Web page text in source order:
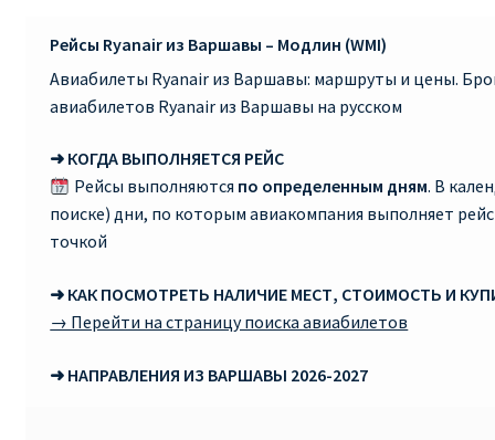
RYANAIR ТЕЛЬ-АВИВ, ЭЙЛАТ, ИЗРАИЛЬ
RYANAIR УКРАИНА | АВИАБИЛЕТЫ ОТ €15
Ryanair Україна из Киева, Одессы, Львова, Харькова,
Херсона от € 15
RYANAIR.COM НА РУССКОМ – кнфтфшкюсщь
Авиабилеты Ryanair на Тенерифе от €15
Рейсы Ryanair из Варшавы – Модлин (WMI)
Авиабилеты Ryanair из Варшавы: маршруты и цены.
авиабилетов Ryanair из Варшавы на русском
➜ КОГДА ВЫПОЛНЯЕТСЯ РЕЙС
Рейсы выполняются по определенным дням. В
поиске) дни, по которым авиакомпания выполняет
точкой
➜ КАК ПОСМОТРЕТЬ НАЛИЧИЕ МЕСТ, СТОИМОСТЬ И
→ Перейти на страницу поиска авиабилетов
➜ НАПРАВЛЕНИЯ ИЗ ВАРШАВЫ 2026-2027